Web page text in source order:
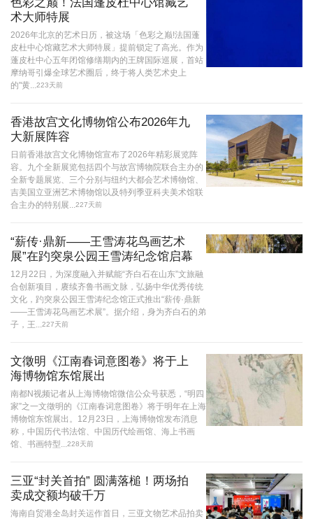
术大师特展
2026年北京的艺术日历，被这场「色彩之巅!法国蓬
皮杜中心馆藏艺术大师特展」提前锁定了高光。作为
蓬皮杜中心五年闭馆修缮期内的王牌国际巡展，首站
摩纳哥引爆全球艺术圈后，终于将人类艺术史上
的"黄...
223天前
香港故宫文化博物馆公布2026年九
大新展阵容
日前香港故宫文化博物馆宣布了2026年精彩展览阵
容。九个全新展览包括四个与故宫博物院联合主办的
全新专题展览、三个分别与纽约大都会艺术博物馆、
吉美国立亚洲艺术博物馆以及特列季亚科夫美术馆联
合主办的特别展...
227天前
“薪传·鼎新——王雪涛花鸟画艺术
展”在趵突泉公园王雪涛纪念馆启幕
12月22日，为深度融入并赋能“齐白石在山东”文旅融
合创新项目，赓续齐鲁书画文脉，弘扬中华优秀传统
文化，趵突泉公园王雪涛纪念馆正式推出“薪传·鼎新
——王雪涛花鸟画艺术展”。据介绍，身为齐白石的弟
子，王...
227天前
文徵明《江南春词意图卷》将于上
海博物馆东馆展出
南都N视频记者从上海博物馆微信公众号获悉，“明四
家”之一文徵明的《江南春词意图卷》将于明年在上海
博物馆东馆展出。12月23日，上海博物馆发布消息
称，中国历代书法馆、中国历代绘画馆、海上书画
馆、书画特型...
228天前
三亚“封关首拍” 圆满落槌！两场拍
卖成交额均破千万
海南自贸港全岛封关运作首日，三亚文物艺术品拍卖